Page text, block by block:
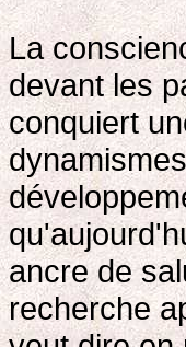
La
devant les
conquiert
ancre de
recherche